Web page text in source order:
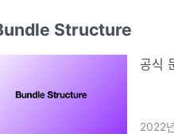
Structure
공식
2022